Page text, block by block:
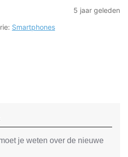
5 jaar geleden
Smartphones
je weten over de nieuwe